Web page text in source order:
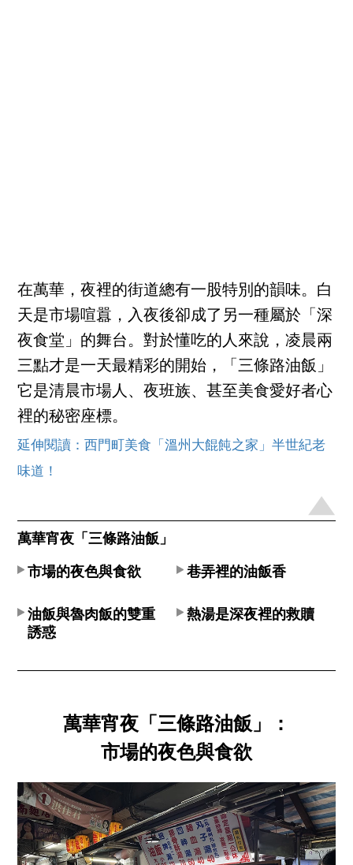
在萬華，夜裡的街道總有一股特別的韻味。白
天是市場喧囂，入夜後卻成了另一種屬於「深
夜食堂」的舞台。對於懂吃的人來說，凌晨兩
三點才是一天最精彩的開始，「三條路油飯」
它是清晨市場人、夜班族、甚至美食愛好者心
裡的秘密座標。
延伸閱讀：西門町美食「溫州大餛飩之家」半世紀老
味道！
萬華宵夜「三條路油飯」
市場的夜色與食欲 巷弄裡的油飯香
油飯與魯肉飯的雙重
誘惑
熱湯是深夜裡的救贖
萬華宵夜「三條路油飯」：
市場的夜色與食欲